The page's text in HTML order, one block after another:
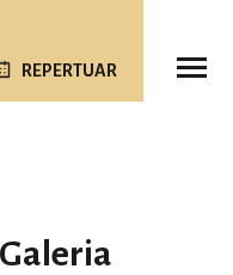
REPERTUAR